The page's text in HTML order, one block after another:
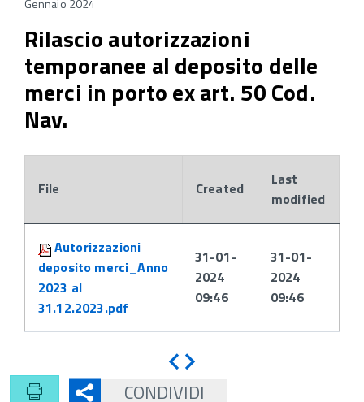
Gennaio 2024
Rilascio autorizzazioni
temporanee al deposito delle
merci in porto ex art. 50 Cod.
Nav.
Attachments:
File Created
Last
modified
Autorizzazioni
deposito merci_Anno
2023 al
31.12.2023.pdf
31-01-
2024
09:46
31-01-
2024
09:46
Indietro
CONDIVIDI